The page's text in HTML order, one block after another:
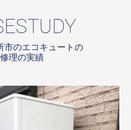
市のエコキュートの
修理の実績